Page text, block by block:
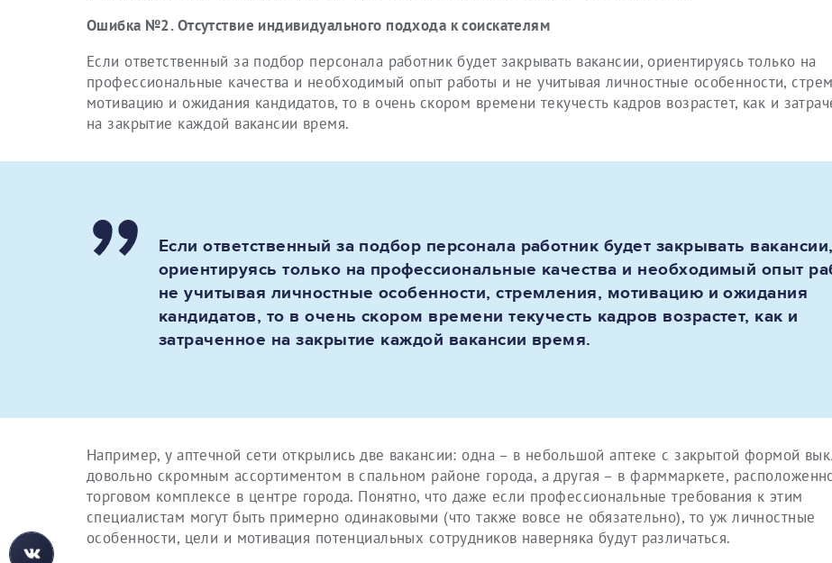
Ошибка №2. Отсутствие индивидуального подхода к соискателям
Если ответственный за подбор персонала работник будет закрывать вакансии, ориентируясь только на
профессиональные качества и необходимый опыт работы и не учитывая личностные особенности,
мотивацию и ожидания кандидатов, то в очень скором времени текучесть кадров возрастет, как и
на закрытие каждой вакансии время.
Если ответственный за подбор персонала работник будет закрывать вакансии,
ориентируясь только на профессиональные качества и необходимый опыт
не учитывая личностные особенности, стремления, мотивацию и ожидания
кандидатов, то в очень скором времени текучесть кадров возрастет, как и
затраченное на закрытие каждой вакансии время.
Например, у аптечной сети открылись две вакансии: одна – в небольшой аптеке с закрытой формой
довольно скромным ассортиментом в спальном районе города, а другая – в фарммаркете,
торговом комплексе в центре города. Понятно, что даже если профессиональные требования к этим
специалистам могут быть примерно одинаковыми (что также вовсе не обязательно), то уж личностные
особенности, цели и мотивация потенциальных сотрудников наверняка будут различаться.